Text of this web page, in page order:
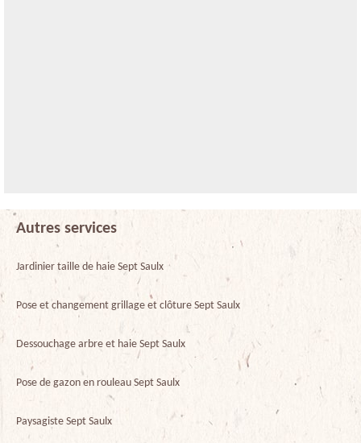
Autres services
Jardinier taille de haie Sept Saulx
Pose et changement grillage et clôture Sept Saulx
Dessouchage arbre et haie Sept Saulx
Pose de gazon en rouleau Sept Saulx
Paysagiste Sept Saulx